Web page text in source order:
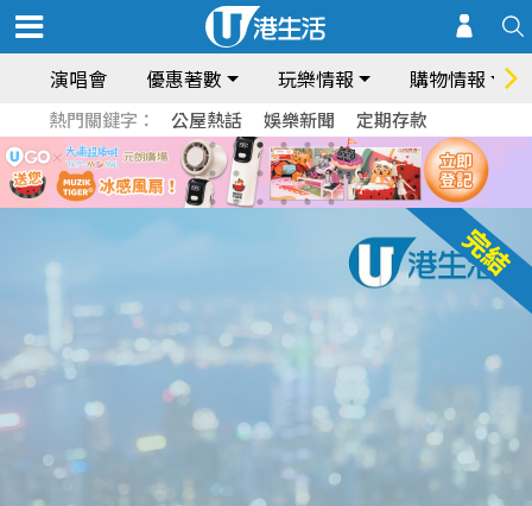
演唱會 優惠著數 玩樂情報 購物情報
熱門關鍵字： 公屋熱話 娛樂新聞 定期存款